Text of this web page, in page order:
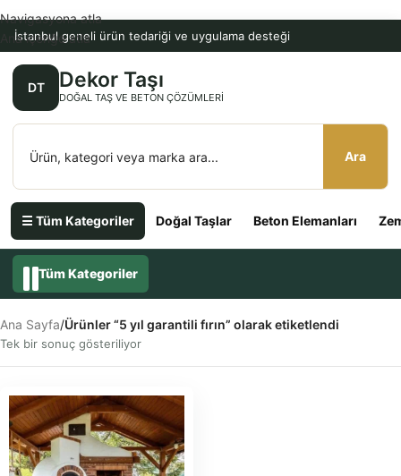
İstanbul geneli ürün tedariği ve uygulama desteği
DT Dekor Taşı
DOĞAL TAŞ VE BETON ÇÖZÜMLERI
Ara
☰ Tüm Kategoriler Doğal Taşlar Beton Elemanları
Navigasyona atla
Ana içeriğe atla
Tüm Kategoriler
Ana Sayfa/Ürünler “5 yıl garantili fırın” olarak etiketlendi
Tek bir sonuç gösteriliyor